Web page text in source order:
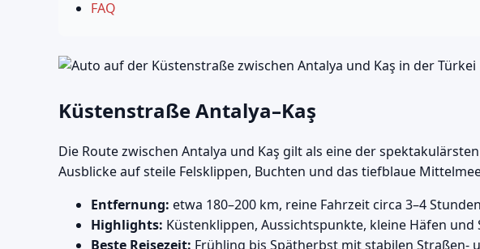
FAQ
Küstenstraße Antalya–Kaş
Die Route zwischen Antalya und Kaş gilt als eine der
Ausblicke auf steile Felsklippen, Buchten und das tiefblaue
Entfernung: etwa 180–200 km, reine Fahrzeit circa 3–4 Stunden
Highlights: Küstenklippen, Aussichtspunkte, kleine Häfen und
Beste Reisezeit: Frühling bis Spätherbst mit stabilen Straßen-